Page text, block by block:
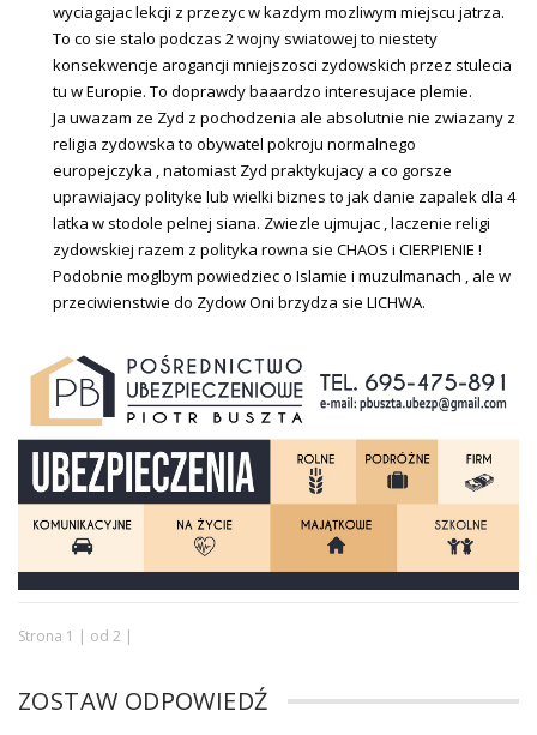
wyciagajac lekcji z przezyc w kazdym mozliwym miejscu jatrza.
To co sie stalo podczas 2 wojny swiatowej to niestety
konsekwencje arogancji mniejszosci zydowskich przez stulecia
tu w Europie. To doprawdy baaardzo interesujace plemie.
Ja uwazam ze Zyd z pochodzenia ale absolutnie nie zwiazany z
religia zydowska to obywatel pokroju normalnego
europejczyka , natomiast Zyd praktykujacy a co gorsze
uprawiajacy polityke lub wielki biznes to jak danie zapalek dla 4
latka w stodole pelnej siana. Zwiezle ujmujac , laczenie religi
zydowskiej razem z polityka rowna sie CHAOS i CIERPIENIE !
Podobnie moglbym powiedziec o Islamie i muzulmanach , ale w
przeciwienstwie do Zydow Oni brzydza sie LICHWA.
Strona 1 | od 2 |
ZOSTAW ODPOWIEDŹ